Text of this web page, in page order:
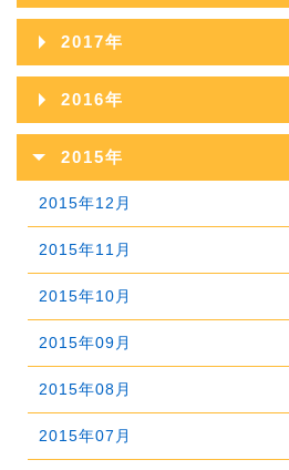
2025年03月
2025年02月
2025年01月
2024年05月
2024年03月
2024年02月
2024年01月
2023年06月
2023年05月
2023年03月
2023年02月
2023年01月
2022年07月
2022年06月
2022年05月
2021年08月
2021年07月
2021年06月
2021年05月
2021年04月
2021年03月
2021年02月
2021年01月
2020年10月
2020年09月
2020年08月
2020年07月
2020年06月
2020年05月
2020年04月
2020年03月
2020年02月
2020年01月
2019年11月
2019年10月
2019年09月
2019年08月
2019年07月
2019年06月
2019年05月
2019年04月
2019年03月
2019年02月
2018年12月
2018年11月
2018年10月
2018年09月
2018年08月
2018年07月
2018年06月
2018年05月
2018年04月
2018年03月
2017年
2017年12月
2017年11月
2017年10月
2017年09月
2017年08月
2017年07月
2017年06月
2017年05月
2017年04月
2016年
2016年12月
2015年
2015年12月
2015年11月
2015年10月
2015年09月
2015年08月
2015年07月